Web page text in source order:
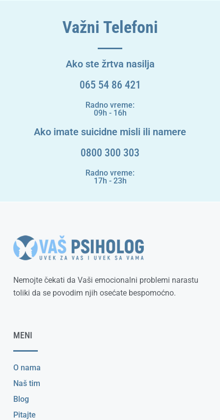
Važni Telefoni
Ako ste žrtva nasilja
065 54 86 421
Radno vreme:
09h - 16h
Ako imate suicidne misli ili namere
0800 300 303
Radno vreme:
17h - 23h
Nemojte čekati da Vaši emocionalni problemi narastu
toliki da se povodim njih osećate bespomoćno.
MENI
O nama
Naš tim
Blog
Pitajte